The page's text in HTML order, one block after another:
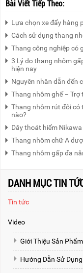
Bài Viết Tiếp Theo:
Lựa chọn xe đẩy hàng
Cách sử dụng thang
Thang công nghiệp có
3 Lý do thang nhôm
hiện nay
Nguyên nhân dẫn đến
Thang nhôm ghế – Trợ
Thang nhôm rút đôi có
nào?
Dây thoát hiểm
Thang nhôm chữ A
Thang nhôm gấp đa
DANH MỤC TIN
Tin tức
Video
Giới Thiệu Sản Phẩm
Hướng Dẫn Sử Dụng